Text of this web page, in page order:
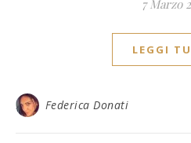
7 Marzo
LEGGI
Federica Donati